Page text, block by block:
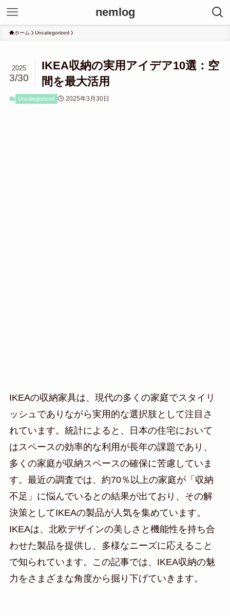
nemlog
ホーム Uncategorized
IKEA収納の実用アイデア10選：空
間を最大活用
2025
3/30
Uncategorized 2025年3月30日
IKEAの収納家具は、現代の多くの家庭でスタイリ
ッシュでありながら実用的な選択肢として注目さ
れています。統計によると、日本の住宅において
はスペースの効率的な利用が長年の課題であり、
多くの家庭が収納スペースの確保に苦慮していま
す。最近の調査では、約70％以上の家庭が「収納
不足」に悩んでいるとの結果が出ており、その解
決策としてIKEAの製品が人気を集めています。
IKEAは、北欧デザインの美しさと機能性を持ち合
わせた製品を提供し、多様なニーズに応えること
で知られています。この記事では、IKEA収納の魅
力をさまざまな角度から掘り下げていきます。